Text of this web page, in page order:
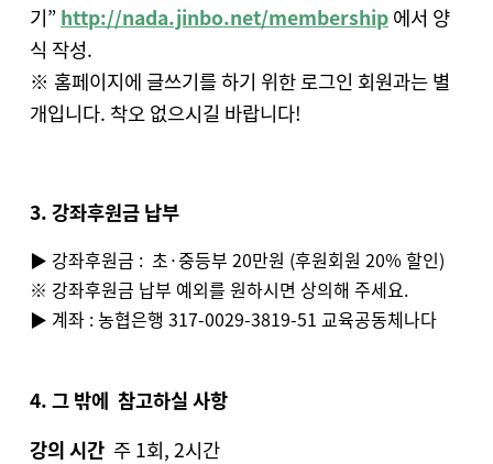
기” http://nada.jinbo.net/membership 에서 양
식 작성.
※ 홈페이지에 글쓰기를 하기 위한 로그인 회원과는 별
개입니다. 착오 없으시길 바랍니다!
3. 강좌후원금 납부
▶ 강좌후원금 : 초·중등부 20만원 (후원회원 20% 할인)
※ 강좌후원금 납부 예외를 원하시면 상의해 주세요.
▶ 계좌 : 농협은행 317-0029-3819-51 교육공동체나다
4. 그 밖에 참고하실 사항
강의 시간 주 1회, 2시간